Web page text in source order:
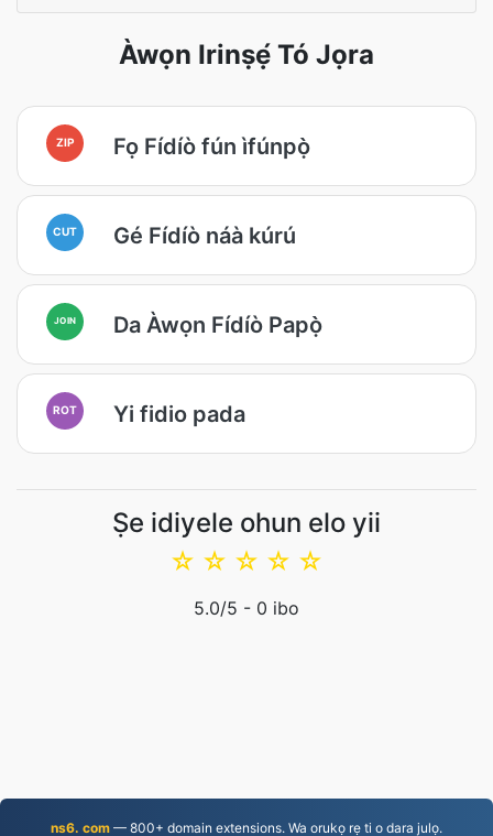
Àwọn Irinṣẹ́ Tó Jọra
ZIP Fọ Fídíò fún ìfúnpọ̀
CUT Gé Fídíò náà kúrú
JOIN Da Àwọn Fídíò Papọ̀
ROT Yi fidio pada
Ṣe idiyele ohun elo yii
☆
☆
☆
☆
☆
5.0/5 - 0 ibo
ns6. com — 800+ domain extensions. Wa orukọ rẹ ti o dara julọ.